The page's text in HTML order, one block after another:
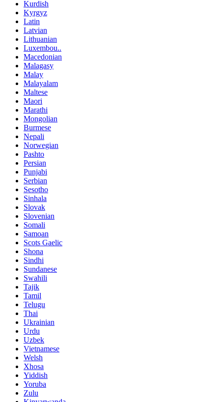
Kurdish
Kyrgyz
Latin
Latvian
Lithuanian
Luxembou..
Macedonian
Malagasy
Malay
Malayalam
Maltese
Maori
Marathi
Mongolian
Burmese
Nepali
Norwegian
Pashto
Persian
Punjabi
Serbian
Sesotho
Sinhala
Slovak
Slovenian
Somali
Samoan
Scots Gaelic
Shona
Sindhi
Sundanese
Swahili
Tajik
Tamil
Telugu
Thai
Ukrainian
Urdu
Uzbek
Vietnamese
Welsh
Xhosa
Yiddish
Yoruba
Zulu